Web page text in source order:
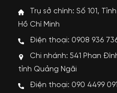
Trụ sở chính: Số 101,
Hồ Chí Minh
Điện thoại: 0908 936
Chi nhánh: 541 Phan
tỉnh Quảng Ngãi
Điện thoại: 090 4499